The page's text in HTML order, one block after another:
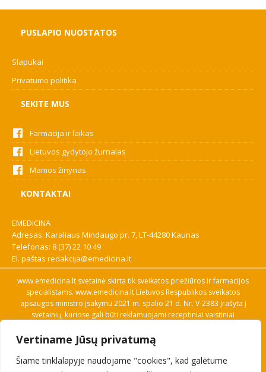
Vertiname Jūsų privatumą
Šiame tinklalapyje naudojame "cookies", kad galėtume
PUSLAPIO NUOSTATOS
Slapukai
Privatumo politika
SEKITE MUS
Farmacija ir laikas
Lietuvos gydytojo žurnalas
Mamos žinynas
KONTAKTAI
EMEDICINA
Adresas: Karaliaus Mindaugo pr. 7, LT-44280 Kaunas
Telefonas: 8 (37) 22 10 49
El. paštas redakcija@emedicina.lt
www.emedicina.lt svetainė skirta tik sveikatos priežiūros ir farmacijos
specialistams. www.emedicina.lt Lietuvos Respublikos sveikatos
apsaugos ministro įsakymu 2021 m. spalio 21 d. Nr. V-2383 įrašyta į
svetainių, kuriose gali būti reklamuojami receptiniai vaistiniai
savo profesinę kvalifikaciją. Naudingos nuorodos: Vaistų ir medicinos
pagalbos priemonių kainų paieška, VVKT tinklalapis, Sveikatos
priežiūros ar farmacijos specialisto pranešimo apie įtariamą